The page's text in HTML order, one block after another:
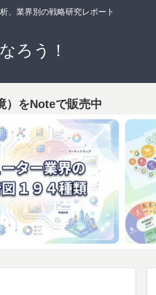
、業界別の戦略研究レポート
ろう！
）をNoteで販売中